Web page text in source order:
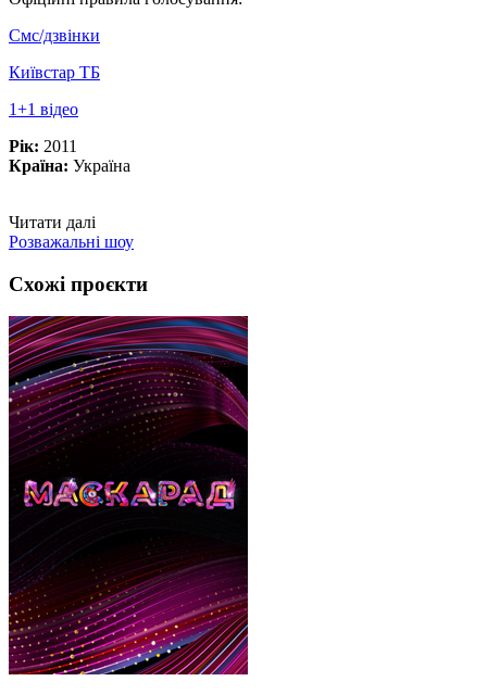
Смс/дзвінки
Київстар ТБ
1+1 відео
Рік: 2011
Країна: Україна
Читати далі
Розважальні шоу
Схожі проєкти